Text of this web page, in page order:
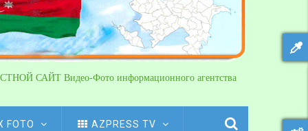
САЙТ Видео-Фото информационного агентства
FOTO AZPRESS TV